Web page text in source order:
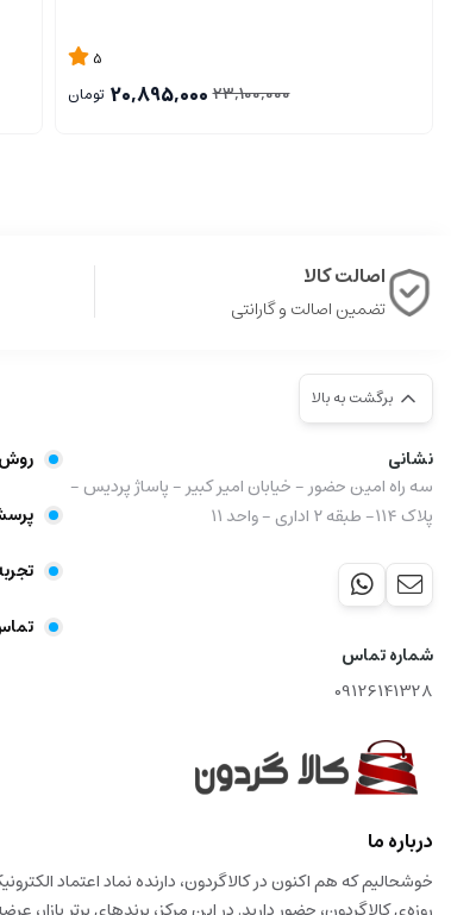
5
23,100,000
20,895,000 تومان
اصالت کالا
تضمین اصالت و گارانتی
برگشت به بالا
نشانی
سه راه امین حضور - خیابان امیر کبیر - پاساژ پردیس -
پلاک ۱۱۴- طبقه ۲ اداری - واحد ۱۱
شماره تماس
09126141328
تماس با
درباره ما
خوشحالیم که هم اکنون در کالاگردون، دارنده نماد اعتماد